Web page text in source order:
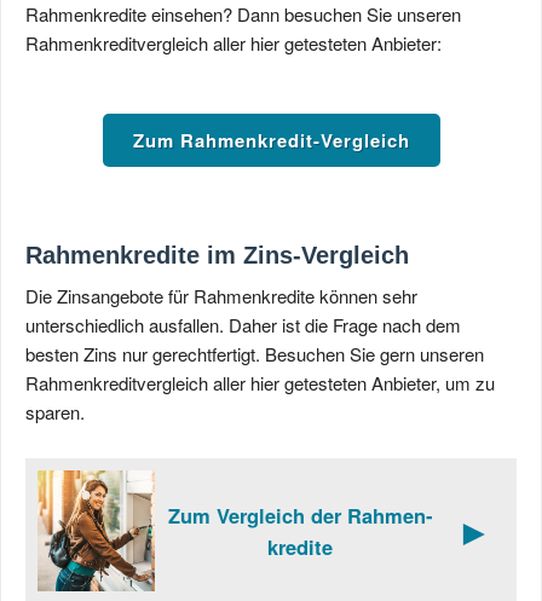
Rahmenkredite einsehen? Dann besuchen Sie unseren
Rahmenkreditvergleich aller hier getesteten Anbieter:
Zum Rahmenkredit-Vergleich
Rahmenkredite im Zins-Vergleich
Die Zinsangebote für Rahmenkredite können sehr
unterschiedlich ausfallen. Daher ist die Frage nach dem
besten Zins nur gerechtfertigt. Besuchen Sie gern unseren
Rahmenkreditvergleich aller hier getesteten Anbieter, um zu
sparen.
Zum Vergleich der Rahmen­
kredite
►